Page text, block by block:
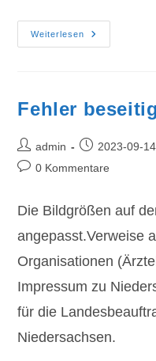
Weiterlesen
Logo
Wieder
Fehler
Beitrags-
Autor:
admin
Beitrag2023-09-14
Beitrags-
0 Kommentare
Die Bildgrößen auf
angepasst.Verweise
Organisationen
Impressum zu
für die
Niedersachsen.